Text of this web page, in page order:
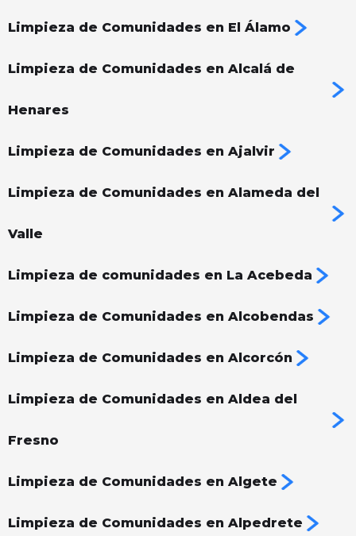
Limpieza de Comunidades en El Álamo
Limpieza de Comunidades en Alcalá de
Henares
Limpieza de Comunidades en Ajalvir
Limpieza de Comunidades en Alameda del
Valle
Limpieza de comunidades en La Acebeda
Limpieza de Comunidades en Alcobendas
Limpieza de Comunidades en Alcorcón
Limpieza de Comunidades en Aldea del
Fresno
Limpieza de Comunidades en Algete
Limpieza de Comunidades en Alpedrete